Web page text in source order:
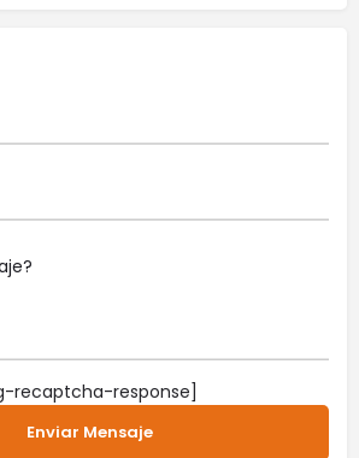
recaptcha-response]